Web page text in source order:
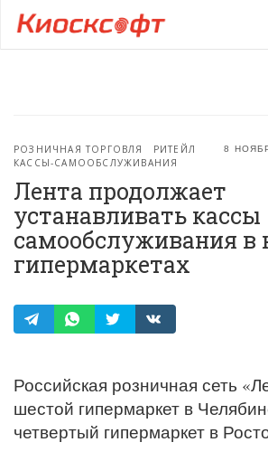
8
РОЗНИЧНАЯ ТОРГОВЛЯ
РИТЕЙЛ
КАССЫ-САМООБСЛУЖИВАНИЯ
Лента продолжает
устанавливать кассы
самообслуживания в
гипермаркетах
Российская розничная сеть
шестой гипермаркет в
четвертый гипермаркет в